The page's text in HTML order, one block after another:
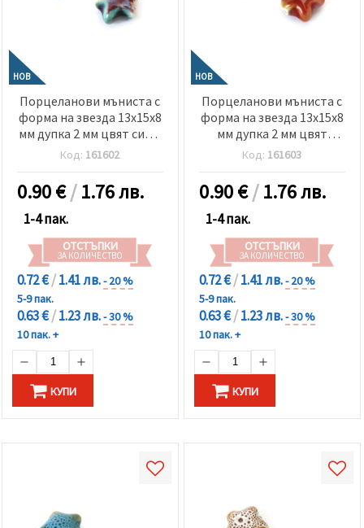
НОВ
Порцеланови мъниста с
форма на звезда 13x15x8
мм дупка 2 мм цвят син и
бордо меланж -2 броя
Код: 161602
0.90€/1.76 лв.
1-4 пак.
ОТСТЪПКИ
ЗА КОЛИЧЕСТВО
0.72 €/1.41 лв.- 20 %
5-9 пак.
0.63 €/1.23 лв.- 30 %
10 пак. +
КУПИ
НОВ
Порцеланови мъниста с
форма на звезда 13x15x8
мм дупка 2 мм цвят
червен напръскан -2
броя
Код: 161603
0.90€/1.76 лв.
1-4 пак.
ОТСТЪПКИ
ЗА КОЛИЧЕСТВО
0.72 €/1.41 лв.- 20 %
5-9 пак.
0.63 €/1.23 лв.- 30 %
10 пак. +
КУПИ